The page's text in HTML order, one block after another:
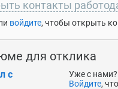
контакты
войдите, чтобы открыть
для отклика
с
Уже с нами?
Войдите,